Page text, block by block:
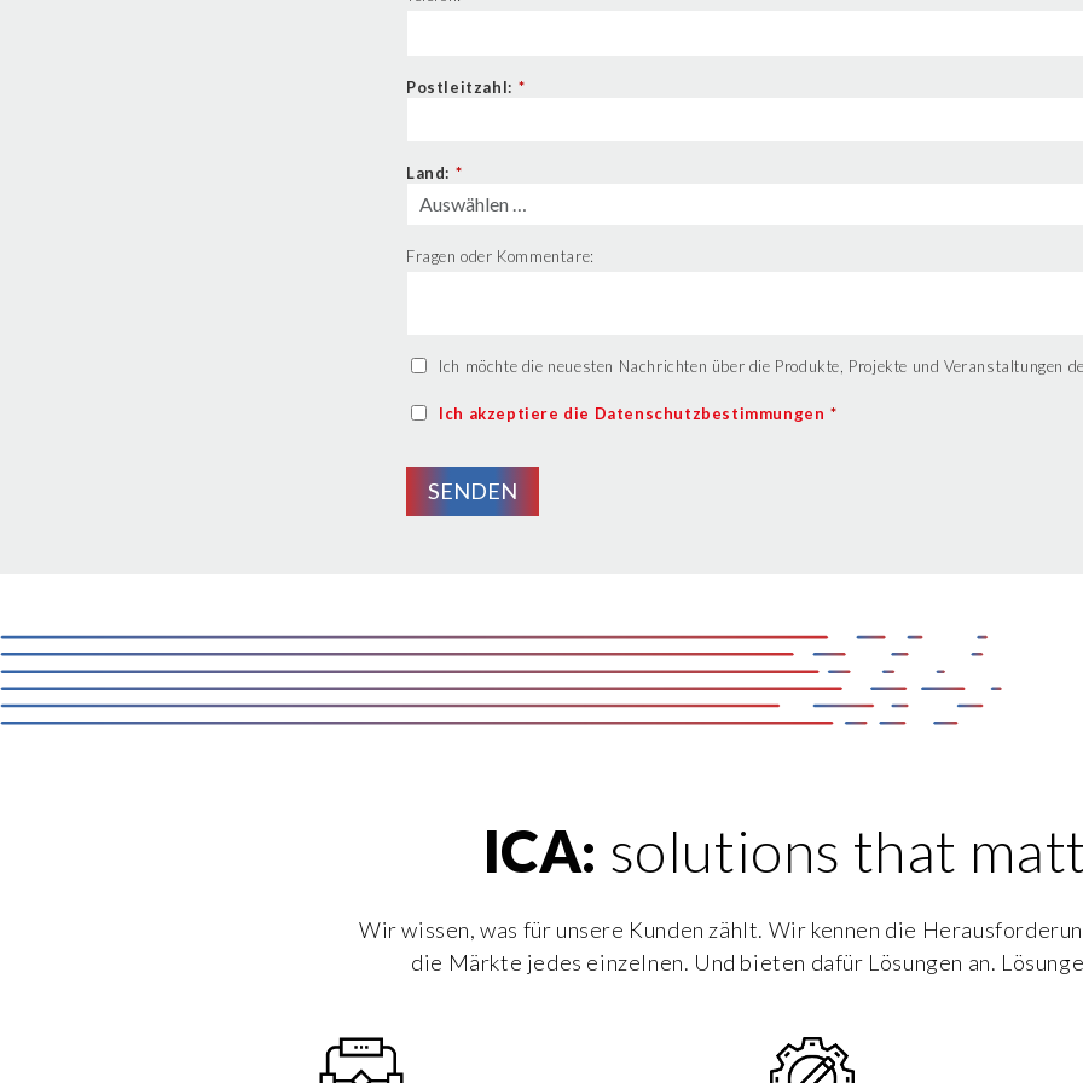
*
Postleitzahl:
*
Land:
Fragen oder Kommentare:
Ich möchte die neuesten Nachrichten über die Produkte, Projekte und Veranstaltungen
*
Ich akzeptiere die Datenschutzbestimmungen
SENDEN
ICA: solutions that
Wir wissen, was für unsere Kunden zählt. Wir kennen die
die Märkte jedes einzelnen. Und bieten dafür Lösungen an.